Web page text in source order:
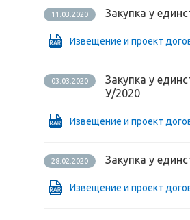
11.03.2020 Закупка у
Извещение и проект
03.03.2020
Закупка у
У/2020
Извещение и проект
28.02.2020 Закупка у
Извещение и проект